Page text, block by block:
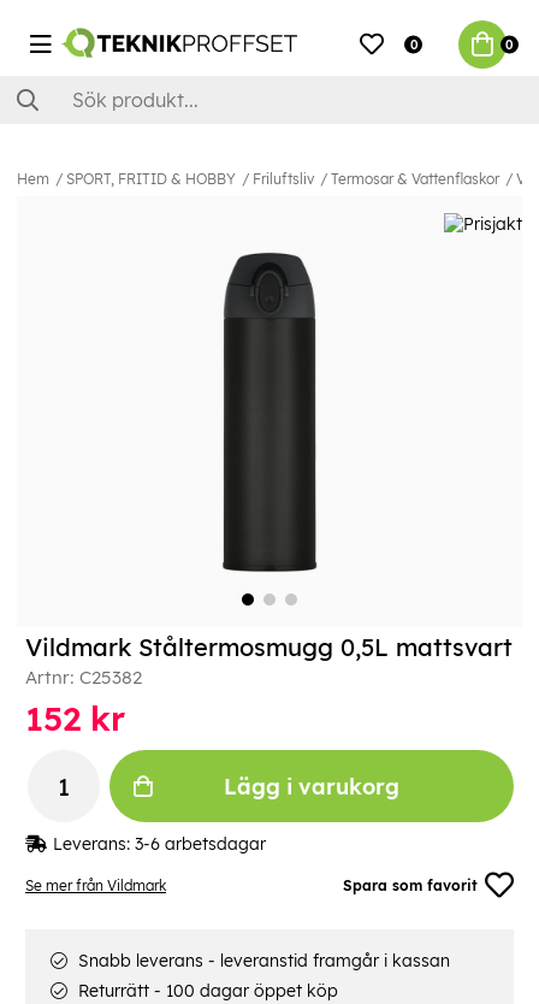
0 0
Hem SPORT, FRITID & HOBBY Friluftsliv Termosar & Vattenflaskor
Se mer från Vildmark Spara som favorit
Vildmark Ståltermosmugg 0,5L mattsvart
Artnr: C25382
152 kr
Lägg i varukorg
Leverans: 3-6 arbetsdagar
Snabb leverans - leveranstid framgår i kassan
Returrätt - 100 dagar öppet köp